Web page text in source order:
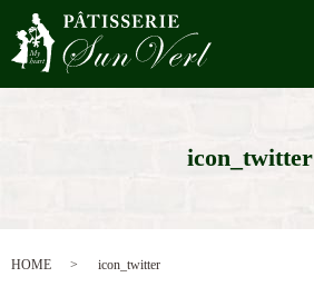
icon_twitter
HOME icon_twitter